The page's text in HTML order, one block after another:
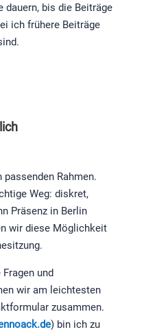
bis die Beiträge
ich frühere Beiträge
Rahmen.
Weg: diskret,
Präsenz in Berlin
wir diese Möglichkeit
und
wir am leichtesten
zusammen.
) bin ich zu